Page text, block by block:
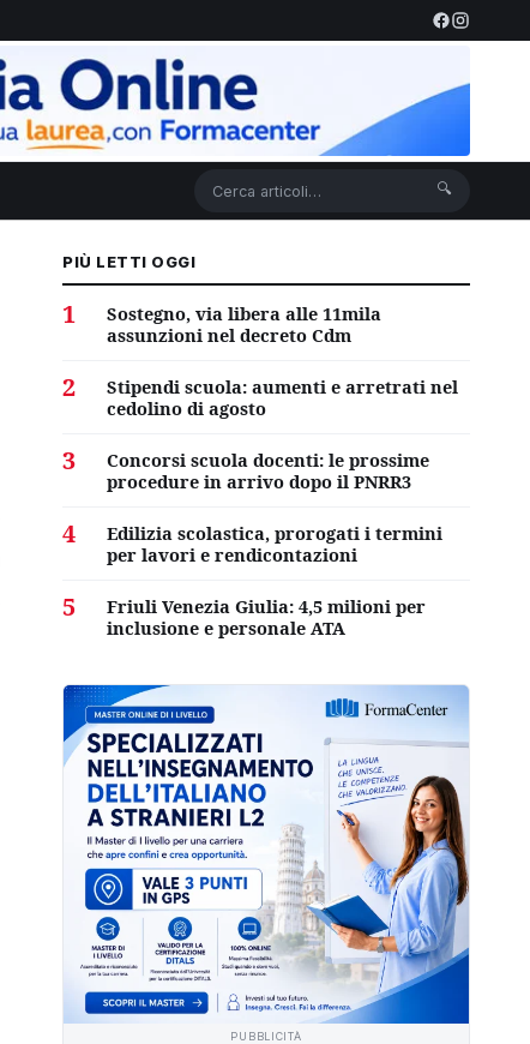
🔍
PIÙ LETTI OGGI
1
Sostegno, via libera alle 11mila
assunzioni nel decreto Cdm
2
Stipendi scuola: aumenti e arretrati nel
cedolino di agosto
3
Concorsi scuola docenti: le prossime
procedure in arrivo dopo il PNRR3
4
Edilizia scolastica, prorogati i termini
per lavori e rendicontazioni
5
Friuli Venezia Giulia: 4,5 milioni per
inclusione e personale ATA
PUBBLICITÀ